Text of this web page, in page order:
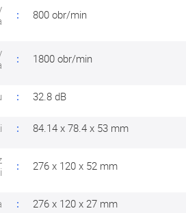
800 obr/min
1800 obr/min
32.8 dB
84.14 x 78.4 x 53 mm
276 x 120 x 52 mm
276 x 120 x 27 mm